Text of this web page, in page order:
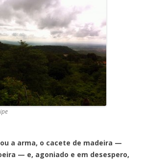
o cacete de madeira —
— e, agoniado e em desespero,